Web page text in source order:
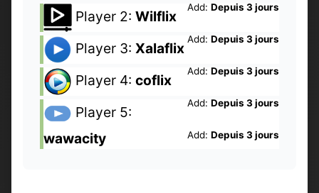
Add: Depuis 3 jours
Player 2: Wilflix
Add: Depuis 3 jours
Player 3: Xalaflix
Add: Depuis 3 jours
Player 4: coflix
Add: Depuis 3 jours
Player 5:
wawacity
Add: Depuis 3 jours